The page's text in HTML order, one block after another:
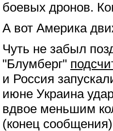
боевых дронов.
А вот Америка
Чуть не забыл
"Блумберг"
и Россия
июне Украина
вдвое меньшим
(конец сообщения)